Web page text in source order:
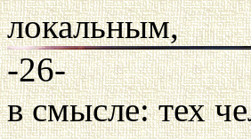
локальным,
-26-
в смысле: тех